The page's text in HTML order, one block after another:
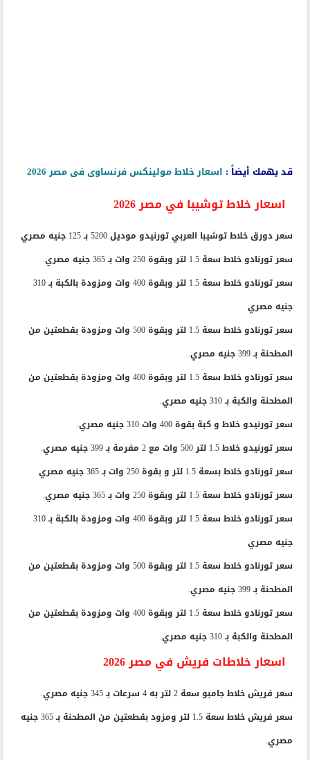
قد يهمك أيضاً : اسعار خلاط مولينكس فرنساوى فى مصر 2026
اسعار خلاط توشيبا في مصر 2026
سعر دورق خلاط توشيبا العربي تورنيدو موديل 5200 بـ 125 جنيه مصري
سعر تورنادو خلاط سعة 1.5 لتر وبقوة 250 وات بـ 365 جنيه مصري.
سعر تورنادو خلاط سعة 1.5 لتر وبقوة 400 وات ومزودة بالكبة بـ 310
جنيه مصري
سعر تورنادو خلاط سعة 1.5 لتر وبقوة 500 وات ومزودة بقطعتين من
المطحنة بـ 399 جنيه مصري.
سعر تورنادو خلاط سعة 1.5 لتر وبقوة 400 وات ومزودة بقطعتين من
المطحنة والكبة بـ 310 جنيه مصري.
سعر تورنيدو خلاط و كبة بقوة 400 وات 310 جنيه مصري.
سعر تورنيدو خلاط 1.5 لتر 500 وات مع 2 مفرمة بـ 399 جنيه مصري.
سعر تورنادو خلاط بسعة 1.5 لتر و بقوة 250 وات بـ 365 جنيه مصري
سعر تورنادو خلاط سعة 1.5 لتر وبقوة 250 وات بـ 365 جنيه مصري.
سعر تورنادو خلاط سعة 1.5 لتر وبقوة 400 وات ومزودة بالكبة بـ 310
جنيه مصري
سعر تورنادو خلاط سعة 1.5 لتر وبقوة 500 وات ومزودة بقطعتين من
المطحنة بـ 399 جنيه مصري.
سعر تورنادو خلاط سعة 1.5 لتر وبقوة 400 وات ومزودة بقطعتين من
المطحنة والكبة بـ 310 جنيه مصري.
اسعار خلاطات فريش في مصر 2026
سعر فريش خلاط جامبو سعة 2 لتر به 4 سرعات بـ 345 جنيه مصري.
سعر فريش خلاط سعة 1.5 لتر ومزود بقطعتين من المطحنة بـ 365 جنيه
مصري.